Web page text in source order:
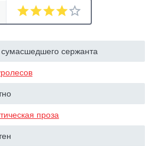
сумасшедшего сержанта
проза